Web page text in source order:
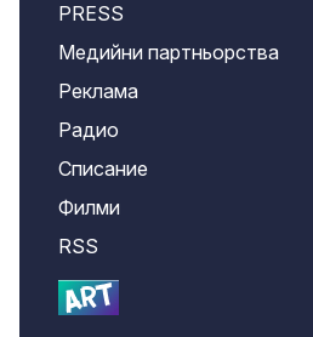
PRESS
Медийни партньорства
Реклама
Радио
Списание
Филми
RSS